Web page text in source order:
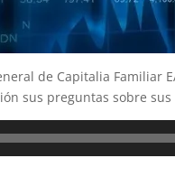
de Capitalia Familiar
sus preguntas sobre